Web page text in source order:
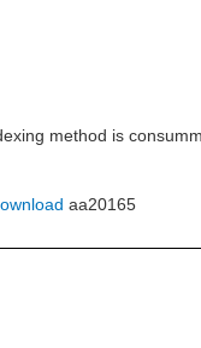
method is
aa20165